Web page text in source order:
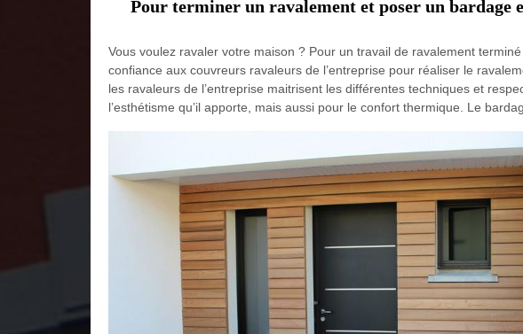
Pour terminer un ravalement et poser un bardage
Vous voulez ravaler votre maison ? Pour un travail de ravalement
confiance aux couvreurs ravaleurs de l’entreprise pour réaliser le
les ravaleurs de l’entreprise maitrisent les différentes techniques et
l’esthétisme qu’il apporte, mais aussi pour le confort thermique. Le